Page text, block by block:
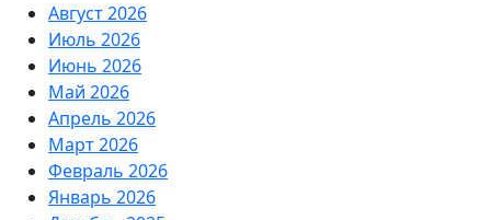
Август 2026
Июль 2026
Июнь 2026
Май 2026
Апрель 2026
Март 2026
Февраль 2026
Январь 2026